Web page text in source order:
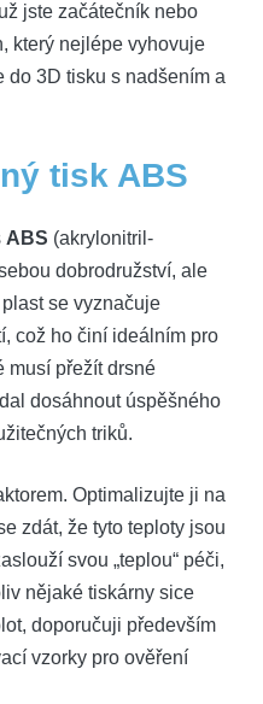
jste začátečník nebo
který nejlépe vyhovuje
do 3D tisku s nadšením a
tisk ABS
ABS (akrylonitril-
dobrodružství, ale
se vyznačuje
což ho činí ideálním pro
musí přežít drsné
dosáhnout úspěšného
triků.
Optimalizujte ji na
zdát, že tyto teploty jsou
svou „teplou“ péči,
nějaké tiskárny sice
doporučuji především
vzorky pro ověření